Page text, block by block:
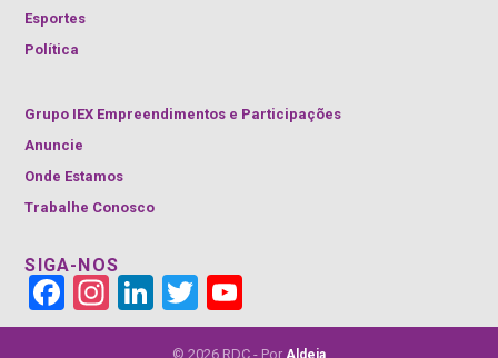
Esportes
Política
Grupo IEX Empreendimentos e Participações
Anuncie
Onde Estamos
Trabalhe Conosco
SIGA-NOS
Face
book
Insta
gra
m
Link
edIn
Twitt
er
Cha
© 2026 RDC - Por